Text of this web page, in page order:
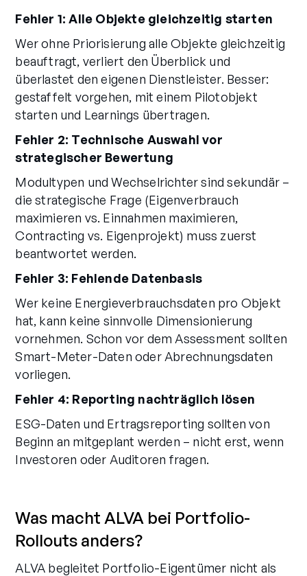
Fehler 1: Alle Objekte gleichzeitig starten
Wer ohne Priorisierung alle Objekte gleichzeitig
beauftragt, verliert den Überblick und
überlastet den eigenen Dienstleister. Besser:
gestaffelt vorgehen, mit einem Pilotobjekt
starten und Learnings übertragen.
Fehler 2: Technische Auswahl vor
strategischer Bewertung
Modultypen und Wechselrichter sind sekundär –
die strategische Frage (Eigenverbrauch
maximieren vs. Einnahmen maximieren,
Contracting vs. Eigenprojekt) muss zuerst
beantwortet werden.
Fehler 3: Fehlende Datenbasis
Wer keine Energieverbrauchsdaten pro Objekt
hat, kann keine sinnvolle Dimensionierung
vornehmen. Schon vor dem Assessment sollten
Smart-Meter-Daten oder Abrechnungsdaten
vorliegen.
Fehler 4: Reporting nachträglich lösen
ESG-Daten und Ertragsreporting sollten von
Beginn an mitgeplant werden – nicht erst, wenn
Investoren oder Auditoren fragen.
Was macht ALVA bei Portfolio-
Rollouts anders?
ALVA begleitet Portfolio-Eigentümer nicht als